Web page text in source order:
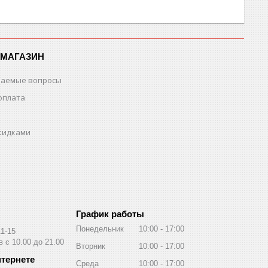
вопросы
15
с 10.00 до 21.00
График работы
Понедельник 10:00
17:00
Вторник
10:00
17:00
Среда
10:00 17:00